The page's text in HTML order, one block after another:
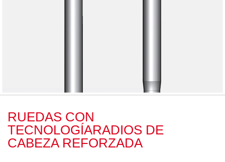
RUEDAS CON
TECNOLOGÍARADIOS DE
CABEZA REFORZADA